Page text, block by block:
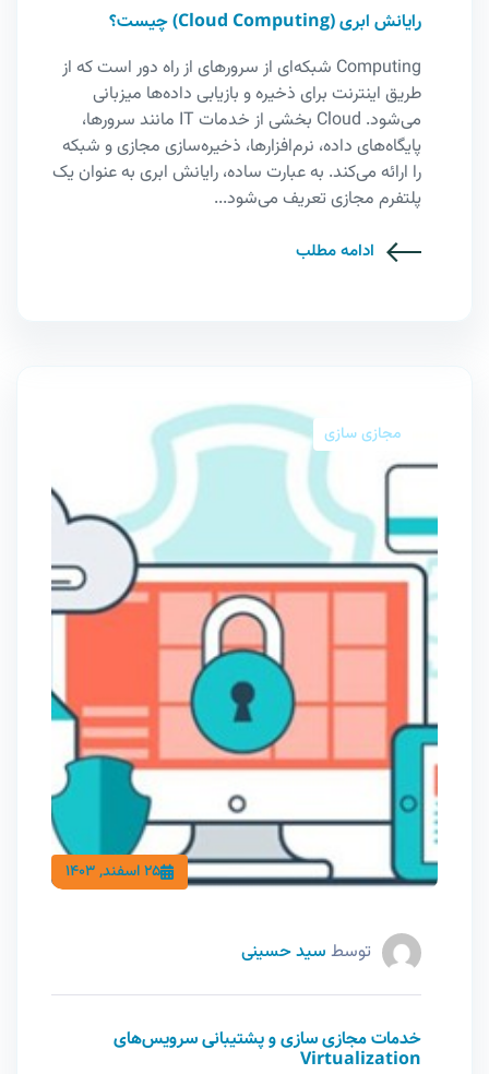
رایانش ابری (Cloud Computing) چیست؟
Computing شبکه‌ای از سرورهای از راه دور است که از
طریق اینترنت برای ذخیره و بازیابی داده‌ها میزبانی
می‌شود. Cloud بخشی از خدمات IT مانند سرورها،
پایگاه‌های داده، نرم‌افزارها، ذخیره‌سازی مجازی و شبکه
را ارائه می‌کند. به عبارت ساده، رایانش ابری به عنوان یک
پلتفرم مجازی تعریف می‌شود...
ادامه مطلب
مجازی سازی
25 اسفند, 1403
توسط سید حسینی
خدمات مجازی سازی و پشتیبانی سرویس‌های
Virtualization